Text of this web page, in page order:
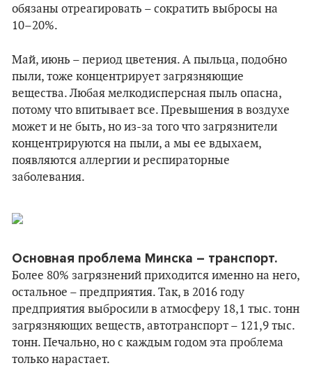
обязаны отреагировать – сократить выбросы на
10–20%.
Май, июнь – период цветения. А пыльца, подобно
пыли, тоже концентрирует загрязняющие
вещества. Любая мелкодисперсная пыль опасна,
потому что впитывает все. Превышения в воздухе
может и не быть, но из-за того что загрязнители
концентрируются на пыли, а мы ее вдыхаем,
появляются аллергии и респираторные
заболевания.
Основная проблема Минска – транспорт.
Более 80% загрязнений приходится именно на него,
остальное – предприятия. Так, в 2016 году
предприятия выбросили в атмосферу 18,1 тыс. тонн
загрязняющих веществ, автотранспорт – 121,9 тыс.
тонн. Печально, но с каждым годом эта проблема
только нарастает.